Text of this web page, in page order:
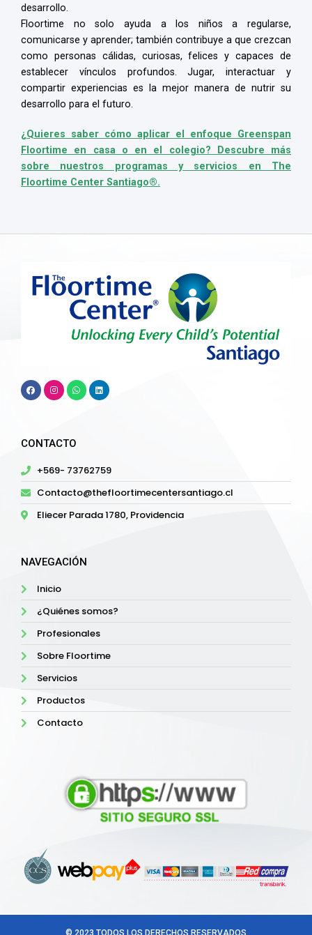
desarrollo.
Floortime no solo ayuda a los niños a regularse,
comunicarse y aprender; también contribuye a que crezcan
como personas cálidas, curiosas, felices y capaces de
establecer vínculos profundos. Jugar, interactuar y
compartir experiencias es la mejor manera de nutrir su
desarrollo para el futuro.
¿Quieres saber cómo aplicar el enfoque Greenspan
Floortime en casa o en el colegio? Descubre más
sobre nuestros programas y servicios en The
Floortime Center Santiago®.
CONTACTO
+569- 73762759
Contacto@thefloortimecentersantiago.cl
Eliecer Parada 1780, Providencia
NAVEGACIÓN
Inicio
¿Quiénes somos?
Profesionales
Sobre Floortime
Servicios
Productos
Contacto
© 2023 TODOS LOS DERECHOS RESERVADOS